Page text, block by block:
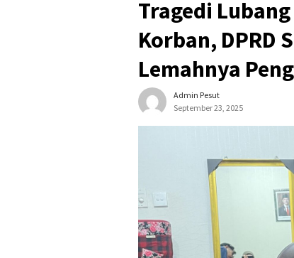
Tragedi
Korban, DPRD
Lemahnya
Admin Pesut
September 23, 2025